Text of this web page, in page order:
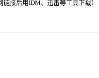
后用IDM、迅雷等工具下载）